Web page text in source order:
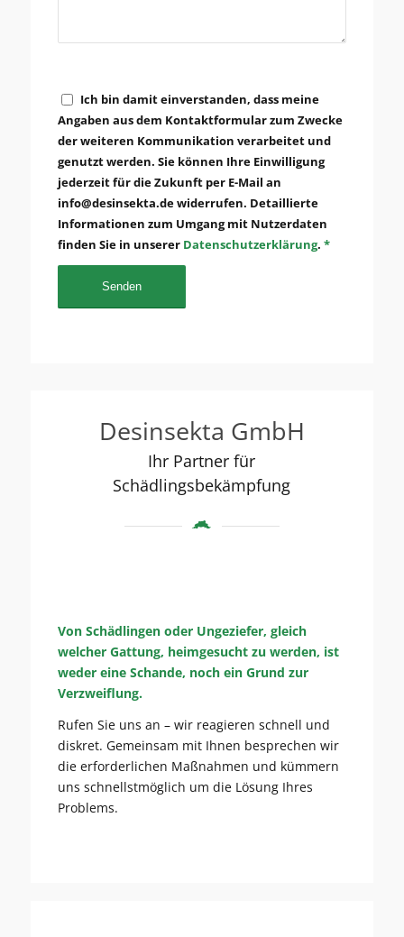
Ich bin damit einverstanden, dass meine
Angaben aus dem Kontaktformular zum Zwecke
der weiteren Kommunikation verarbeitet und
genutzt werden. Sie können Ihre Einwilligung
jederzeit für die Zukunft per E-Mail an
info@desinsekta.de widerrufen. Detaillierte
Informationen zum Umgang mit Nutzerdaten
finden Sie in unserer Datenschutzerklärung. *
Desinsekta GmbH
Ihr Partner für
Schädlingsbekämpfung
Von Schädlingen oder Ungeziefer, gleich
welcher Gattung, heimgesucht zu werden, ist
weder eine Schande, noch ein Grund zur
Verzweiflung.
Rufen Sie uns an – wir reagieren schnell und
diskret. Gemeinsam mit Ihnen besprechen wir
die erforderlichen Maßnahmen und kümmern
uns schnellstmöglich um die Lösung Ihres
Problems.